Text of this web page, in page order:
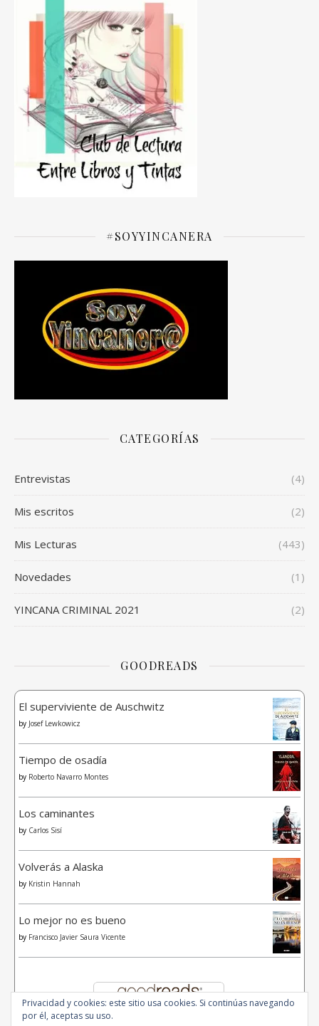
#SOYYINCANERA
CATEGORÍAS
Entrevistas (4)
Mis escritos (2)
Mis Lecturas (443)
Novedades (1)
YINCANA CRIMINAL 2021 (2)
GOODREADS
El superviviente de Auschwitz
by Josef Lewkowicz
Tiempo de osadía
by Roberto Navarro Montes
Los caminantes
by Carlos Sisí
Volverás a Alaska
by Kristin Hannah
Lo mejor no es bueno
by Francisco Javier Saura Vicente
Privacidad y cookies: este sitio usa cookies. Si continúas navegando
por él, aceptas su uso.